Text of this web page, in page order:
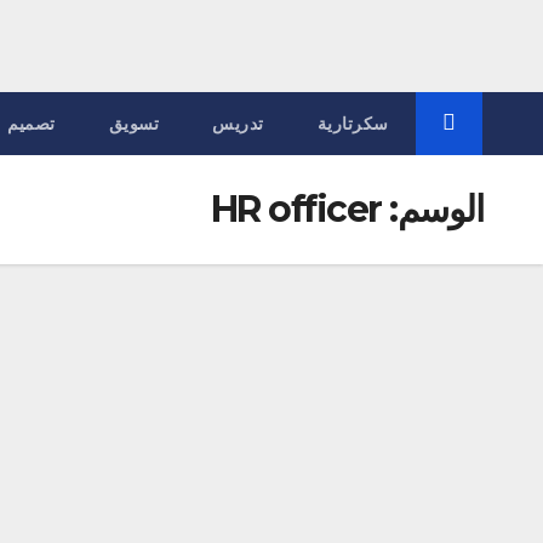
سكرتارية تدريس تسويق تصميم
الوسم:HR officer